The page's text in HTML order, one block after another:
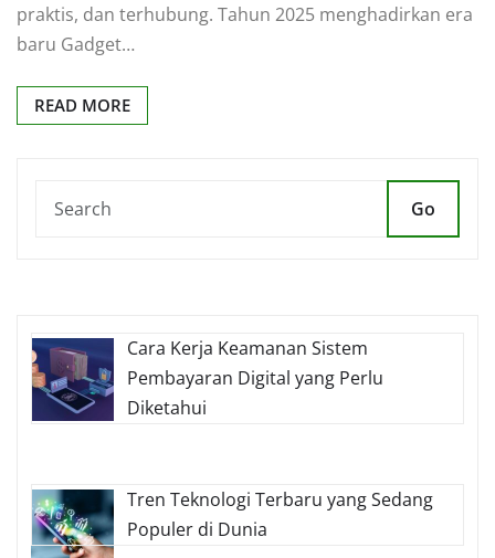
praktis, dan terhubung. Tahun 2025 menghadirkan era
baru Gadget…
READ MORE
Go
Cara Kerja Keamanan Sistem
Pembayaran Digital yang Perlu
Diketahui
Tren Teknologi Terbaru yang Sedang
Populer di Dunia